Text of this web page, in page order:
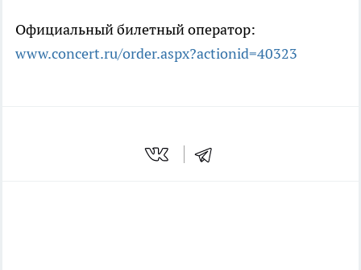
Официальный билетный оператор:
www.concert.ru/order.aspx?actionid=40323